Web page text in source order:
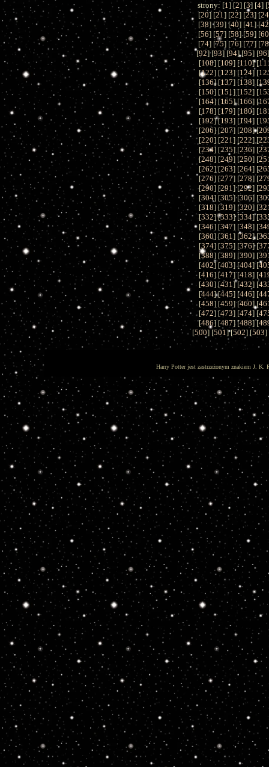
strony: [1] [2] [3] [4] [
[20] [21] [22] [23] [24
[38] [39] [40] [41] [42
[56] [57] [58] [59] [60
[74] [75] [76] [77] [78
[92] [93] [94] [95] [96
[108] [109] [110] [
[122] [123] [124] [
[136] [137] [138] [
[150] [151] [152] [
[164] [165] [166] [
[178] [179] [180] [
[192] [193] [194] [
[206] [207] [208] [
[220] [221] [222] [
[234] [235] [236] [
[248] [249] [250] [
[262] [263] [264] [
[276] [277] [278] [
[290] [291] [292] [
[304] [305] [306] [
[318] [319] [320] [
[332] [333] [334] [
[346] [347] [348] [
[360] [361] [362] [
[374] [375] [376] [
[388] [389] [390] [
[402] [403] [404] [
[416] [417] [418] [
[430] [431] [432] [
[444] [445] [446] [
[458] [459] [460] [
[472] [473] [474] [
[486] [487] [488] [
[500] [501] [502] [503]
Harry Potter jest zastrzeżonym znakiem J. K.